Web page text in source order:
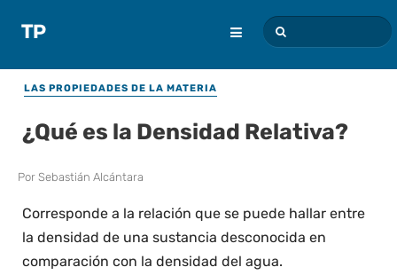
LAS PROPIEDADES DE LA MATERIA
¿Qué es la Densidad Relativa?
Por Sebastián Alcántara
Corresponde a la relación que se puede hallar entre
la densidad de una sustancia desconocida en
comparación con la densidad del agua.